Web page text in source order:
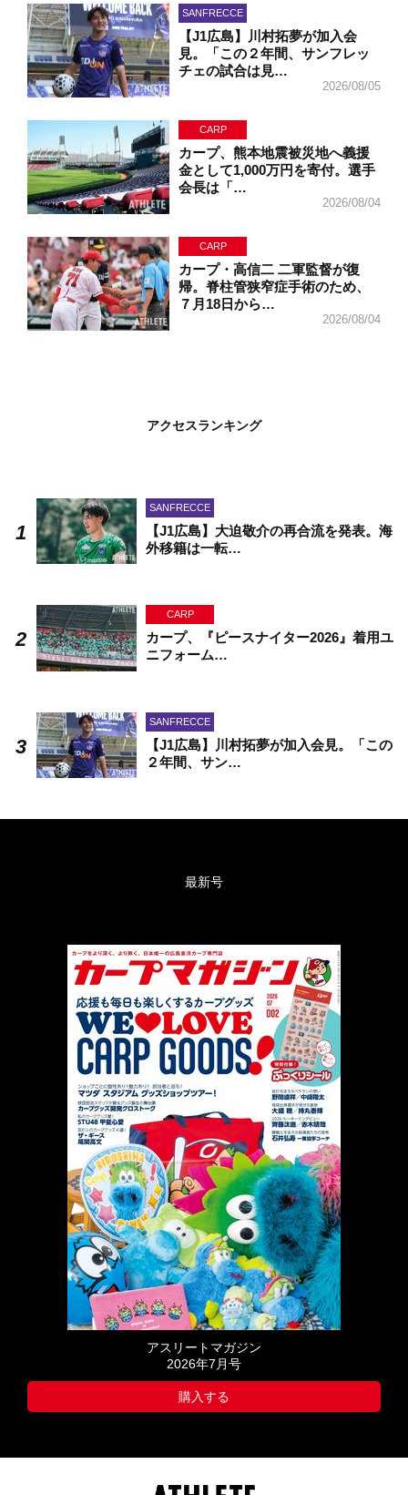
SANFRECCE
【J1広島】川村拓夢が加入会
見。「この２年間、サンフレッ
チェの試合は見…
2026/08/05
CARP
カープ、熊本地震被災地へ義援
金として1,000万円を寄付。選手
会長は「…
2026/08/04
CARP
カープ・高信二 二軍監督が復
帰。脊柱管狭窄症手術のため、
７月18日から…
2026/08/04
アクセスランキング
SANFRECCE
【J1広島】大迫敬介の再合流を発表。海
外移籍は一転…
CARP
カープ、『ピースナイター2026』着用ユ
ニフォーム…
SANFRECCE
【J1広島】川村拓夢が加入会見。「この
２年間、サン…
最新号
アスリートマガジン
2026年7月号
購入する